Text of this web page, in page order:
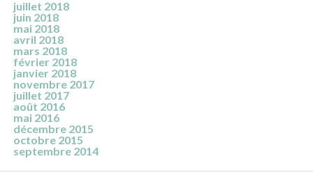
juillet 2018
juin 2018
mai 2018
avril 2018
mars 2018
février 2018
janvier 2018
novembre 2017
juillet 2017
août 2016
mai 2016
décembre 2015
octobre 2015
septembre 2014